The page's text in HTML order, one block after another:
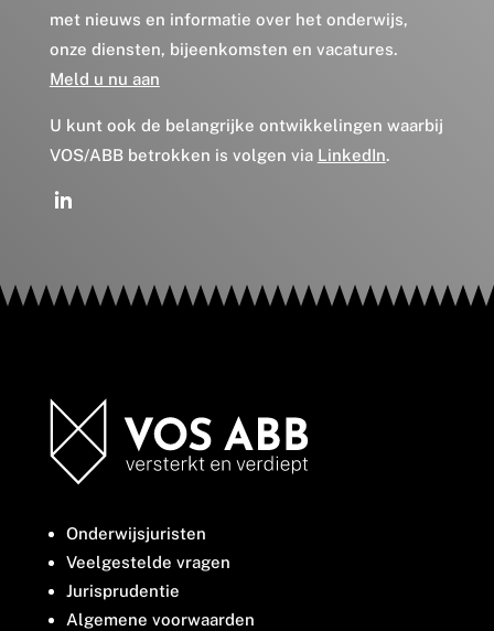
met nieuws en informatie over het onderwijs,
onze diensten, bijeenkomsten en vacatures.
Meld u nu aan
U kunt ook de belangrijke ontwikkelingen waarbij
VOS/ABB betrokken is volgen via LinkedIn.
Onderwijsjuristen
Veelgestelde vragen
Jurisprudentie
Algemene voorwaarden